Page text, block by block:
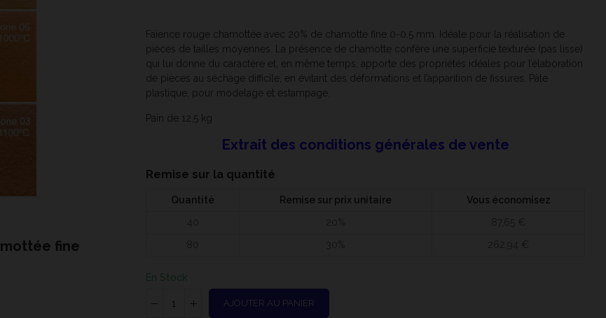
fine
Faïence rouge chamottée avec 20% de chamotte fine 0-0.5 mm. Idéale pour la réalisation de
pièces de tailles moyennes. La présence de chamotte confère une superficie texturée (pas lisse)
qui lui donne du caractère et, en même temps, apporte des propriétés idéales pour l’élaboration
de pièces au séchage difficile, en évitant des déformations et l’apparition de fissures. Pâte
plastique, pour modelage et estampage.
Pain de 12,5 kg
Extrait des conditions générales de vente
Remise sur la quantité
Quantité Remise sur prix unitaire
Vous économisez
En Stock
AJOUTER AU PANIER